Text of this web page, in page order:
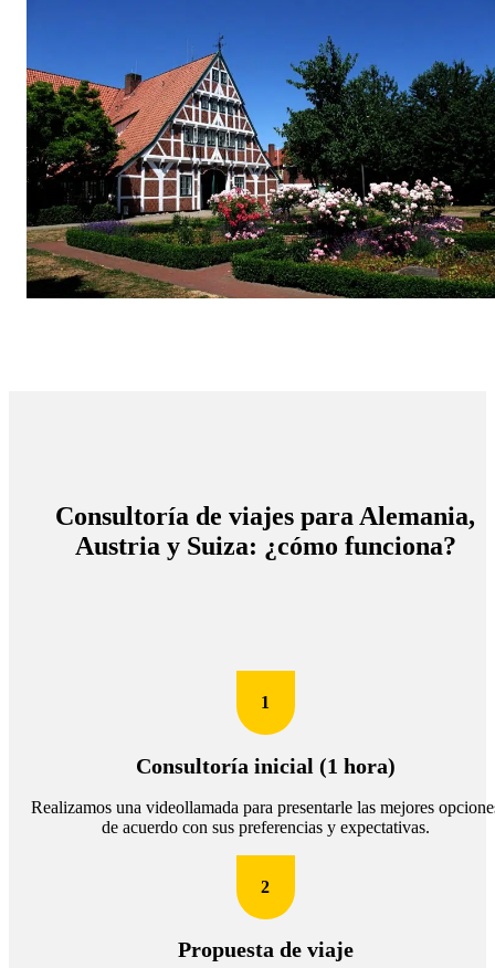
Consultoría de viajes para Alemania,
Austria y Suiza: ¿cómo funciona?
1
Consultoría inicial (1 hora)
Realizamos una videollamada para presentarle las mejores
de acuerdo con sus preferencias y expectativas.
2
Propuesta de viaje